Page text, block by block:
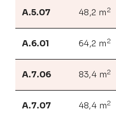
A.5.07 48,2 m 2
A.6.01 64,2 m 2
A.7.06 83,4 m2
A.7.07 48,4 m2